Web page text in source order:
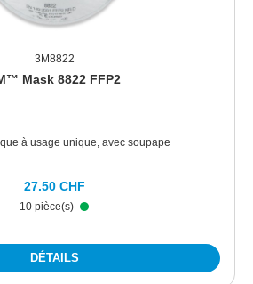
3M8822
Mask 8822 FFP2
à usage unique, avec soupape
10 pièce(s)
27.50 CHF
DÉTAILS